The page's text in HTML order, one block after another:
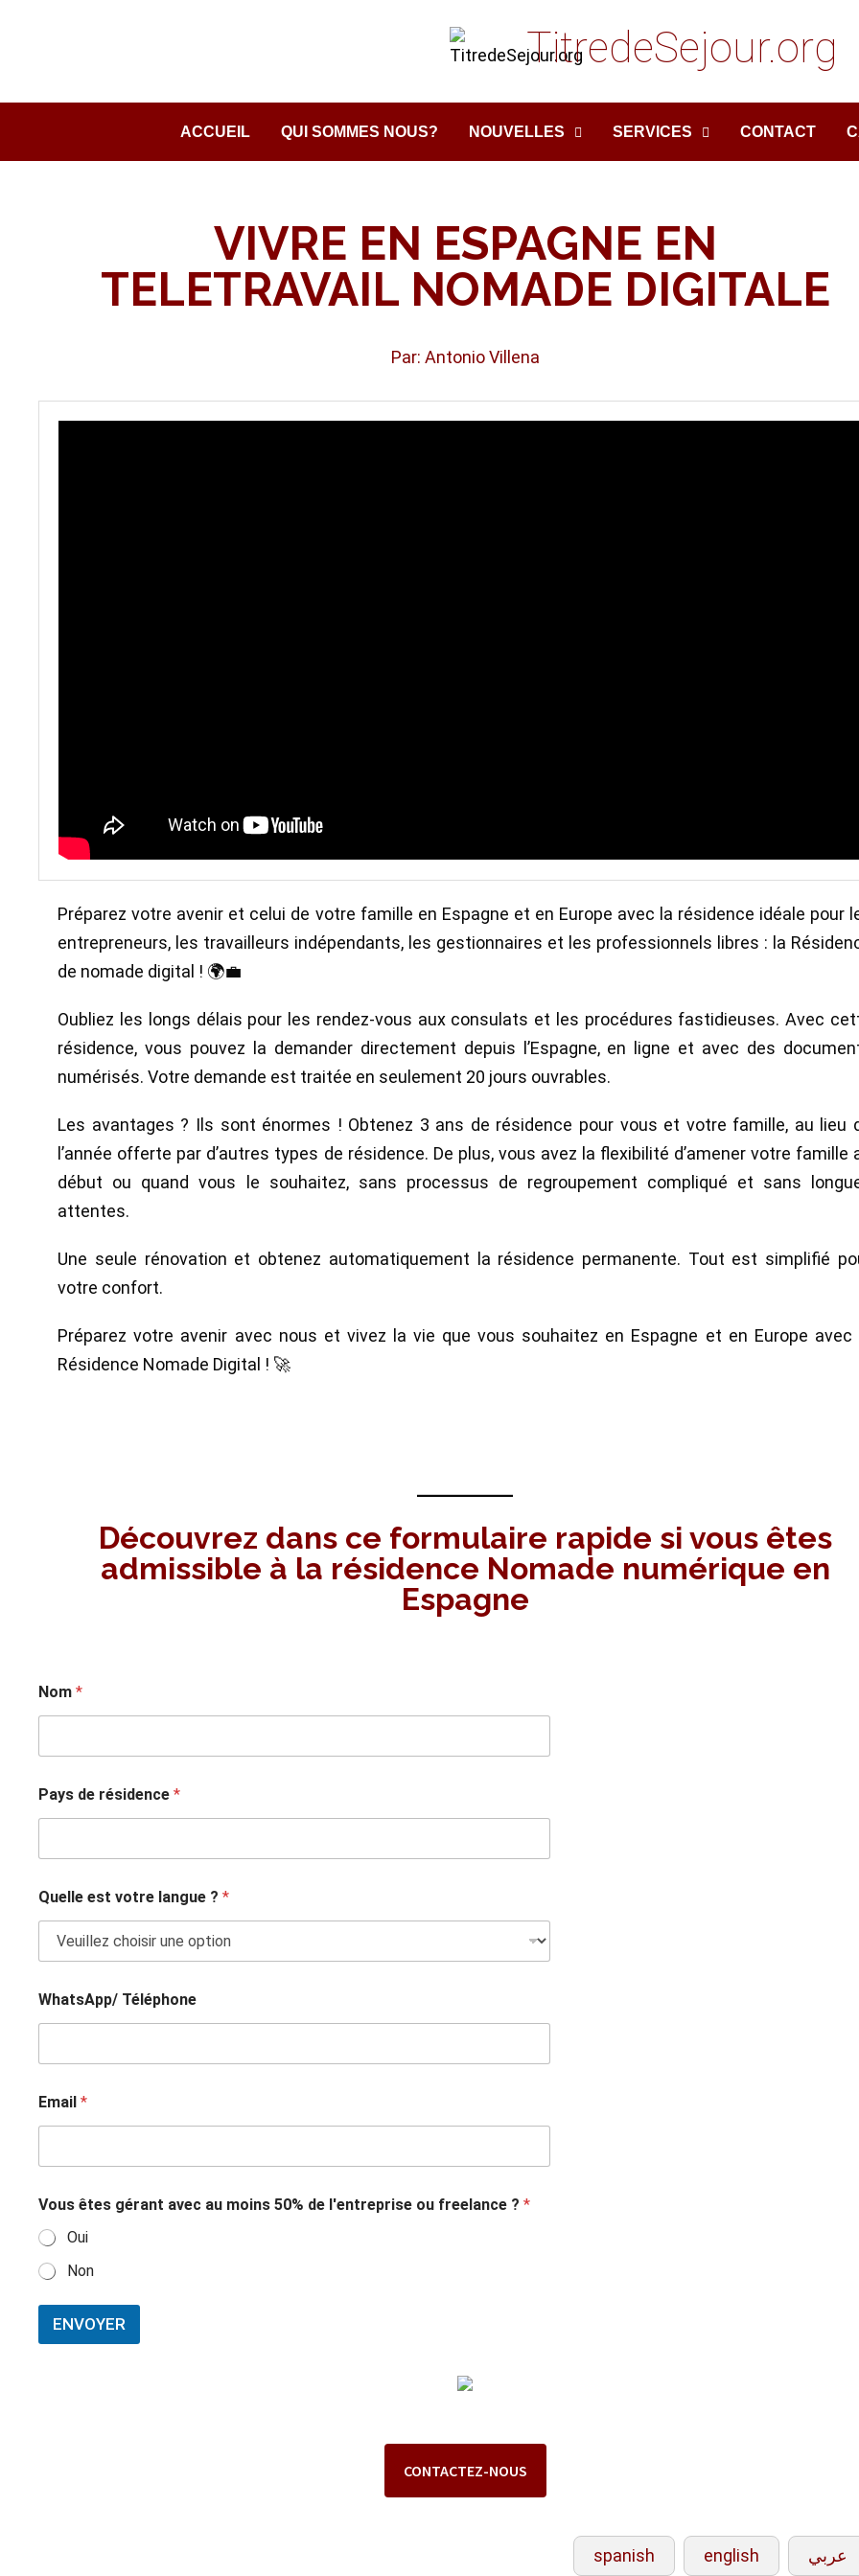
TitredeSejour.org
ACCUEIL QUI SOMMES NOUS? NOUVELLES SERVICES CONTACT
VIVRE EN ESPAGNE EN
TELETRAVAIL NOMADE DIGITALE
Par: Antonio Villena
Préparez votre avenir et celui de votre famille en Espagne et en Europe avec la résidence idéale pour
entrepreneurs, les travailleurs indépendants, les gestionnaires et les professionnels libres : la
de nomade digital ! 🌍💼
Oubliez les longs délais pour les rendez-vous aux consulats et les procédures fastidieuses. Avec
résidence, vous pouvez la demander directement depuis l’Espagne, en ligne et avec des
numérisés. Votre demande est traitée en seulement 20 jours ouvrables.
Les avantages ? Ils sont énormes ! Obtenez 3 ans de résidence pour vous et votre famille, au lieu
l’année offerte par d’autres types de résidence. De plus, vous avez la flexibilité d’amener votre famille
début ou quand vous le souhaitez, sans processus de regroupement compliqué et sans
attentes.
Une seule rénovation et obtenez automatiquement la résidence permanente. Tout est simplifié
votre confort.
Préparez votre avenir avec nous et vivez la vie que vous souhaitez en Espagne et en Europe avec
Résidence Nomade Digital ! 🚀
Découvrez dans ce formulaire rapide si vous êtes
admissible à la résidence Nomade numérique en
Espagne
Nom*
Pays de résidence*
Quelle est votre langue ?*
WhatsApp/ Téléphone
Email*
Vous êtes gérant avec au moins 50% de l'entreprise ou freelance ?*
Oui
Non
ENVOYER
CONTACTEZ-NOUS
spanish english عربي